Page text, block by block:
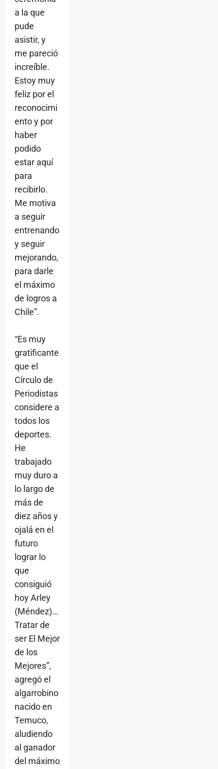
a la que
pude
asistir, y
me pareció
increíble.
Estoy muy
feliz por el
reconocimi
ento y por
haber
podido
estar aquí
para
recibirlo.
Me motiva
a seguir
entrenando
y seguir
mejorando,
para darle
el máximo
de logros a
Chile”.
“Es muy
gratificante
que el
Círculo de
Periodistas
considere a
todos los
deportes.
He
trabajado
muy duro a
lo largo de
más de
diez años y
ojalá en el
futuro
lograr lo
que
consiguió
hoy Arley
(Méndez)…
Tratar de
ser El Mejor
de los
Mejores”,
agregó el
algarrobino
nacido en
Temuco,
aludiendo
al ganador
del máximo